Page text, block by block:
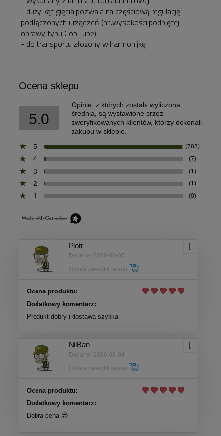
- duży kąt gięcia pozwala na częściową regulację
podłączonych urządzeń (np.wysokości podpiętej
oprawy typu CoolTube)
- do transportu złożony w harmonijkę
Ocena sklepu
5.0
Opinie, z których została wyliczona
średnia, są wystawione przez
zweryfikowanych klientów, którzy dokonali
zakupu w sklepie.
5
(783)
4 (7)
3 (1)
2 (1)
1 (0)
Piotr
Dodano: 2026-08-05
Opinia zweryfikowana
Ocena produktu:
Dodatkowy komentarz:
Produkt dobry i dostawa szybka
NilBan
Dodano: 2026-08-04
Opinia zweryfikowana
Ocena produktu:
Dodatkowy komentarz:
Dobra cena 😎